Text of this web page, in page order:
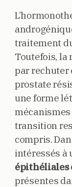
traitement
Toutefois, la
par rechuter
prostate
une forme
mécanismes
transition
compris.
intéressés à
épithéliales
présentes